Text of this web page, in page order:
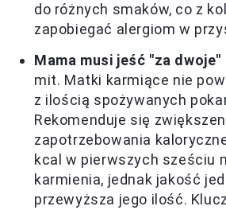
do różnych smaków, co z
zapobiegać alergiom w
Mama musi jeść "za dwoje"
mit. Matki karmiące nie
z ilością spożywanych
Rekomenduje się
zapotrzebowania
kcal w pierwszych sześciu
karmienia, jednak jakość
przewyższa jego ilość.